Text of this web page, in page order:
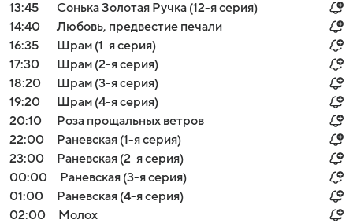
13:45
Сонька Золотая Ручка (12-я серия)
14:40
Любовь, предвестие печали
16:35
Шрам (1-я серия)
17:30
Шрам (2-я серия)
18:20
Шрам (3-я серия)
19:20
Шрам (4-я серия)
20:10
Роза прощальных ветров
22:00
Раневская (1-я серия)
23:00
Раневская (2-я серия)
00:00
Раневская (3-я серия)
01:00
Раневская (4-я серия)
02:00
Молох